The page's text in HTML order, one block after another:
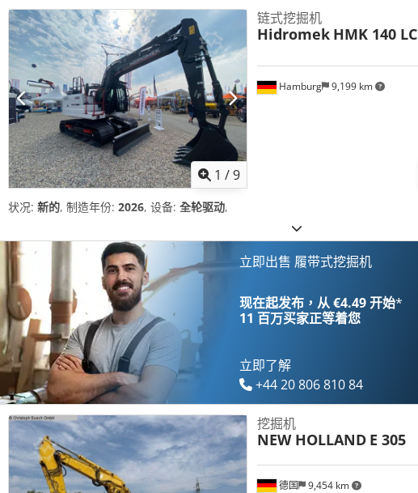
1 /9
Hamburg 9,199 km
链式挖掘机
Hidromek HMK 140 LC
状况: 新的, 制造年份: 2026, 设备: 全轮驱动,
立即出售 履带式挖掘机
现在起发布，从 €4.49 开始*
11 百万买家正等着您
立即了解
+44 20 806 810 84
德国 9,454 km
挖掘机
NEW HOLLAND E 305